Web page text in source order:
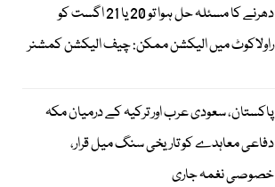
دھرنے کا مسئلہ حل ہوا تو 20 یا 21 اگست کو
راولاکوٹ میں الیکشن ممکن: چیف الیکشن کمشنر
پاکستان، سعودی عرب اور ترکیہ کے درمیان مکہ
دفاعی معاہدے کو تاریخی سنگ میل قرار،
خصوصی نغمہ جاری